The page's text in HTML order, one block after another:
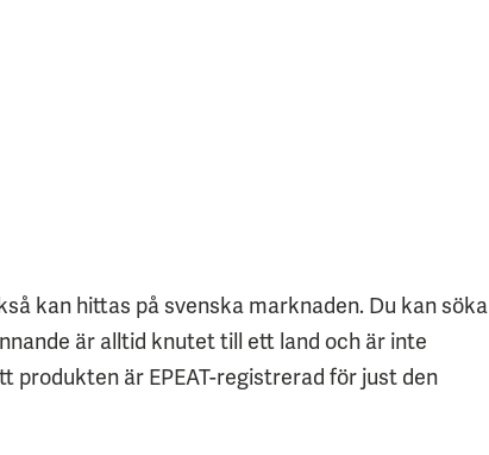
kan hittas på svenska marknaden. Du kan söka
är alltid knutet till ett land och är inte
produkten är EPEAT-registrerad för just den